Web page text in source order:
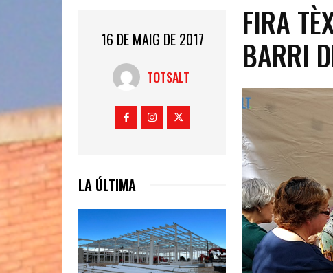
16 DE MAIG DE 2017
TOTSALT
LA ÚLTIMA
FIRA
BARRI